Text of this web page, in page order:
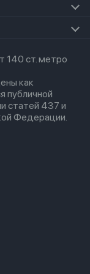
140 ст. метро
как
публичной
статей 437 и
Федерации.